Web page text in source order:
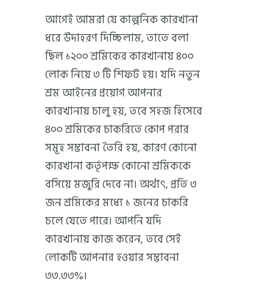
আগেই আমরা যে কাল্পনিক কারখানা
ধরে উদাহরণ দিচ্ছিলাম, তাতে বলা
ছিল ১২০০ শ্রমিকের কারখানায় ৪০০
লোক নিয়ে ৩ টি শিফট হয়। যদি নতুন
শ্রম আইনের প্রয়োগ আপনার
কারখানায় চালু হয়, তবে সহজ হিসেবে
৪০০ শ্রমিকের চাকরিতে কোপ পরার
সমূহ সম্ভাবনা তৈরি হয়, কারণ কোনো
কারখানা কর্তৃপক্ষ কোনো শ্রমিককে
বসিয়ে মজুরি দেবে না। অর্থাৎ, প্রতি ৩
জন শ্রমিকের মধ্যে ১ জনের চাকরি
চলে যেতে পারে। আপনি যদি
কারখানায় কাজ করেন, তবে সেই
লোকটি আপনার হওয়ার সম্ভাবনা
৩৩.৩৩%।